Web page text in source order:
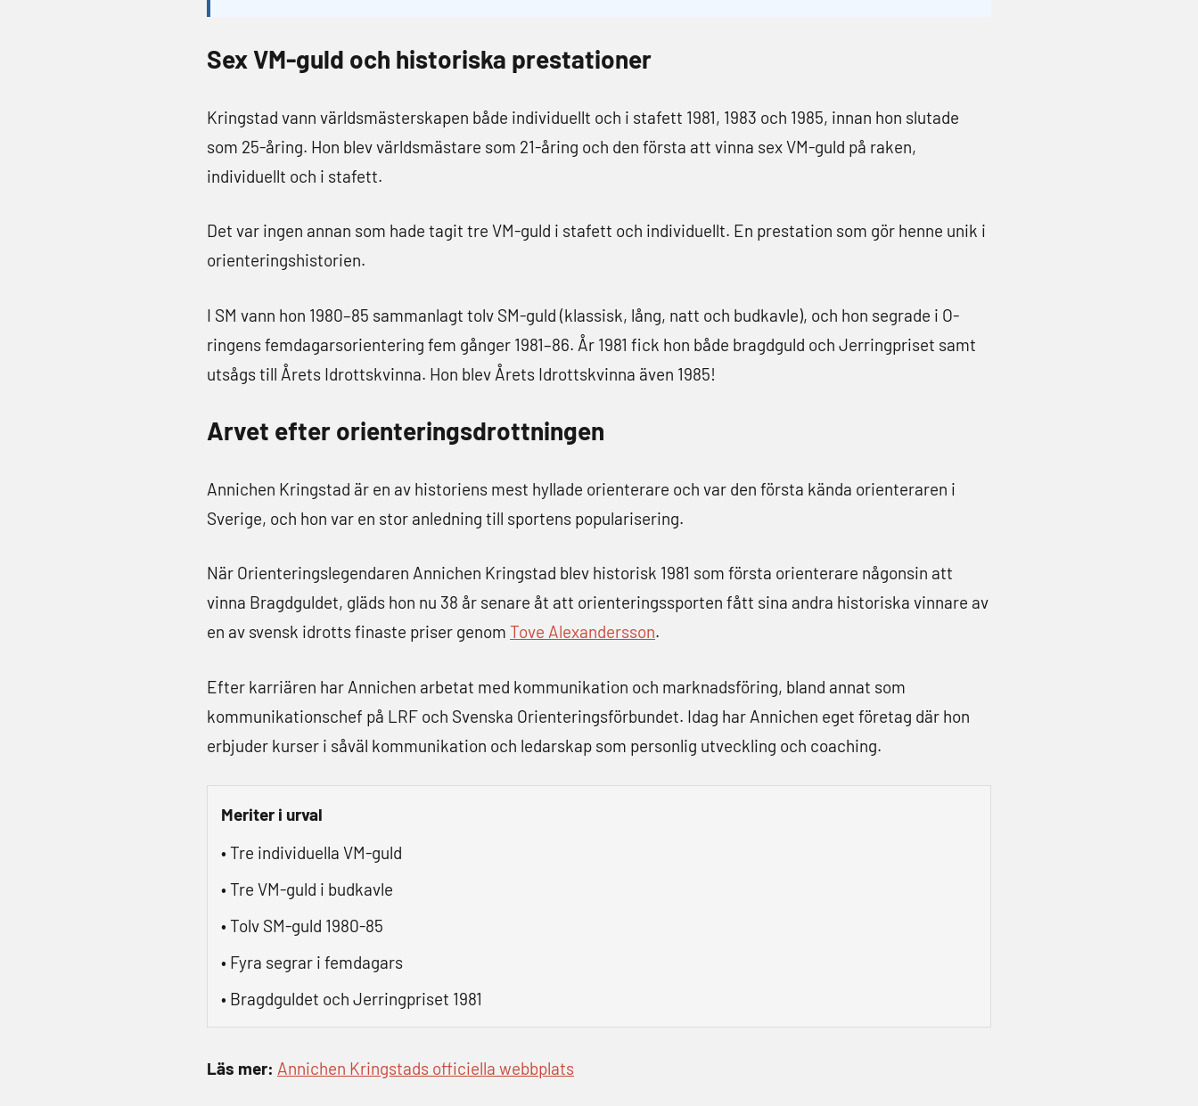
Sex VM-guld och historiska prestationer
Kringstad vann världsmästerskapen både individuellt och i stafett 1981, 1983 och 1985, innan hon slutade
som 25-åring. Hon blev världsmästare som 21-åring och den första att vinna sex VM-guld på raken,
individuellt och i stafett.
Det var ingen annan som hade tagit tre VM-guld i stafett och individuellt. En prestation som gör henne unik i
orienteringshistorien.
I SM vann hon 1980–85 sammanlagt tolv SM-guld (klassisk, lång, natt och budkavle), och hon segrade i O-
ringens femdagarsorientering fem gånger 1981–86. År 1981 fick hon både bragdguld och Jerringpriset samt
utsågs till Årets Idrottskvinna. Hon blev Årets Idrottskvinna även 1985!
Arvet efter orienteringsdrottningen
Annichen Kringstad är en av historiens mest hyllade orienterare och var den första kända orienteraren i
Sverige, och hon var en stor anledning till sportens popularisering.
När Orienteringslegendaren Annichen Kringstad blev historisk 1981 som första orienterare någonsin att
vinna Bragdguldet, gläds hon nu 38 år senare åt att orienteringssporten fått sina andra historiska vinnare av
en av svensk idrotts finaste priser genom Tove Alexandersson.
Efter karriären har Annichen arbetat med kommunikation och marknadsföring, bland annat som
kommunikationschef på LRF och Svenska Orienteringsförbundet. Idag har Annichen eget företag där hon
erbjuder kurser i såväl kommunikation och ledarskap som personlig utveckling och coaching.
Meriter i urval
• Tre individuella VM-guld
• Tre VM-guld i budkavle
• Tolv SM-guld 1980-85
• Fyra segrar i femdagars
• Bragdguldet och Jerringpriset 1981
Läs mer: Annichen Kringstads officiella webbplats